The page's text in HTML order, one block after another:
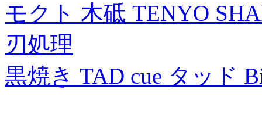
モクト 木砥 TENYO
刃処理
黒焼き TAD cue タッド